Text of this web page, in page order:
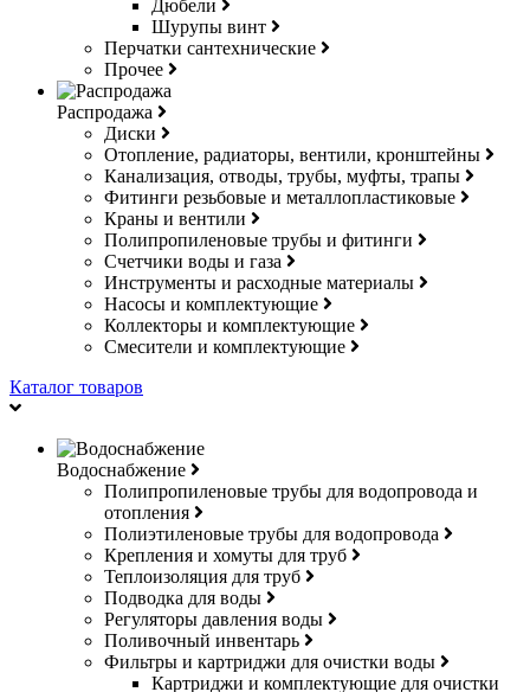
Дюбели
Шурупы винт
Перчатки сантехнические
Прочее
Распродажа
Диски
Отопление, радиаторы, вентили, кронштейны
Канализация, отводы, трубы, муфты, трапы
Фитинги резьбовые и металлопластиковые
Краны и вентили
Полипропиленовые трубы и фитинги
Счетчики воды и газа
Инструменты и расходные материалы
Насосы и комплектующие
Коллекторы и комплектующие
Смесители и комплектующие
Каталог товаров
Водоснабжение
Полипропиленовые трубы для водопровода и
отопления
Полиэтиленовые трубы для водопровода
Крепления и хомуты для труб
Теплоизоляция для труб
Подводка для воды
Регуляторы давления воды
Поливочный инвентарь
Фильтры и картриджи для очистки воды
Картриджи и комплектующие для очистки